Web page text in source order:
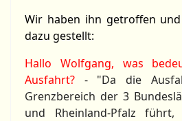
Wir haben ihn getroffen
dazu gestellt:
Hallo Wolfgang, was
Ausfahrt? - "Da die
Grenzbereich der 3
und Rheinland-Pfalz